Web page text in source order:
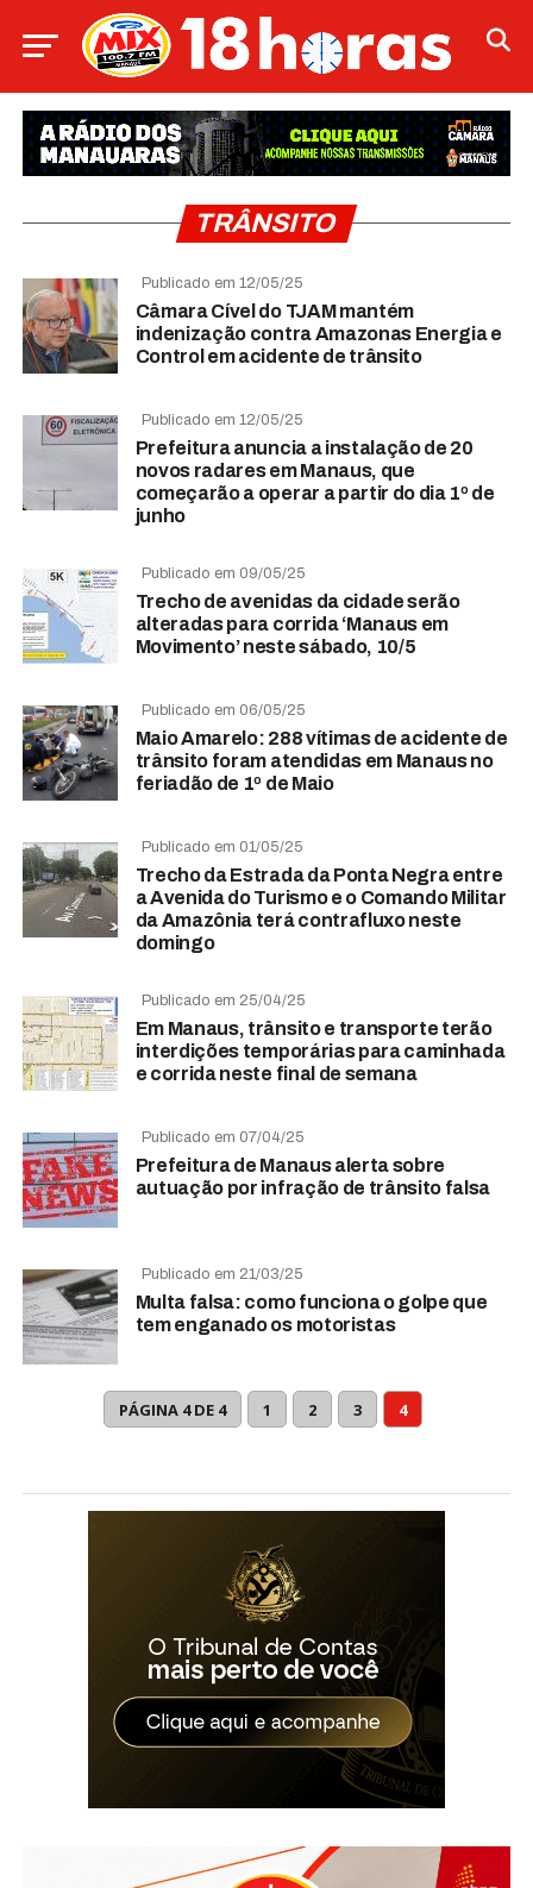
TRÂNSITO
Publicado em 12/05/25
Câmara Cível do TJAM mantém
indenização contra Amazonas Energia e
Control em acidente de trânsito
Publicado em 12/05/25
Prefeitura anuncia a instalação de 20
novos radares em Manaus, que
começarão a operar a partir do dia 1º de
junho
Publicado em 09/05/25
Trecho de avenidas da cidade serão
alteradas para corrida ‘Manaus em
Movimento’ neste sábado, 10/5
Publicado em 06/05/25
Maio Amarelo: 288 vítimas de acidente de
trânsito foram atendidas em Manaus no
feriadão de 1º de Maio
Publicado em 01/05/25
Trecho da Estrada da Ponta Negra entre
a Avenida do Turismo e o Comando Militar
da Amazônia terá contrafluxo neste
domingo
Publicado em 25/04/25
Em Manaus, trânsito e transporte terão
interdições temporárias para caminhada
e corrida neste final de semana
Publicado em 07/04/25
Prefeitura de Manaus alerta sobre
autuação por infração de trânsito falsa
Publicado em 21/03/25
Multa falsa: como funciona o golpe que
tem enganado os motoristas
PÁGINA 4 DE 4 1 2 3 4